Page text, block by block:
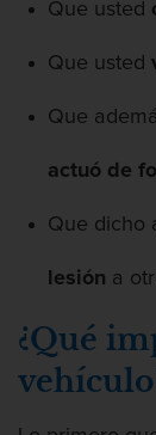
Que usted
Que usted
Que
actuó de
Que dicho
lesión a
¿Qué